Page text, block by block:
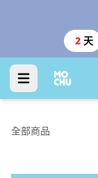
2 天
全部商品